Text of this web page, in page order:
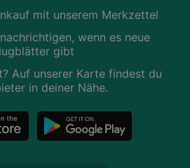
mit unserem Merkzettel
wenn es neue
gibt
Auf unserer Karte findest du
in deiner Nähe.